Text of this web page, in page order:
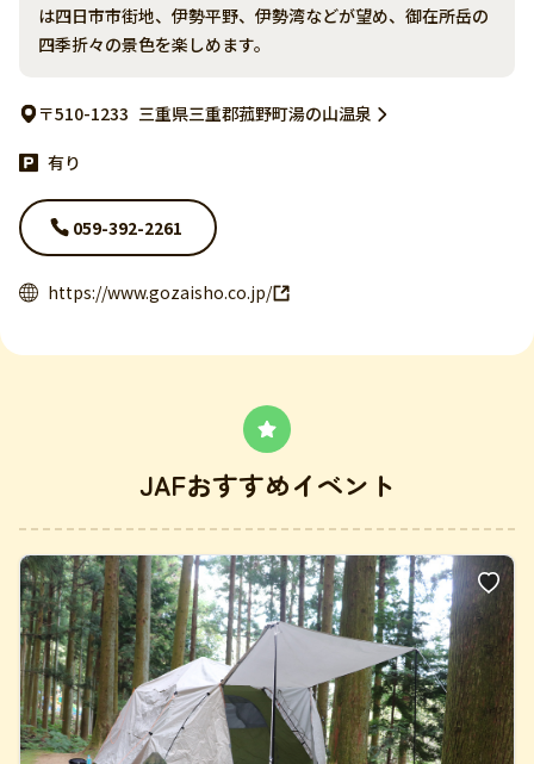
は四日市市街地、伊勢平野、伊勢湾などが望め、御在所岳の
四季折々の景色を楽しめます。
〒510-1233 三重県三重郡菰野町湯の山温泉
有り
059-392-2261
https://www.gozaisho.co.jp/
JAFおすすめイベント